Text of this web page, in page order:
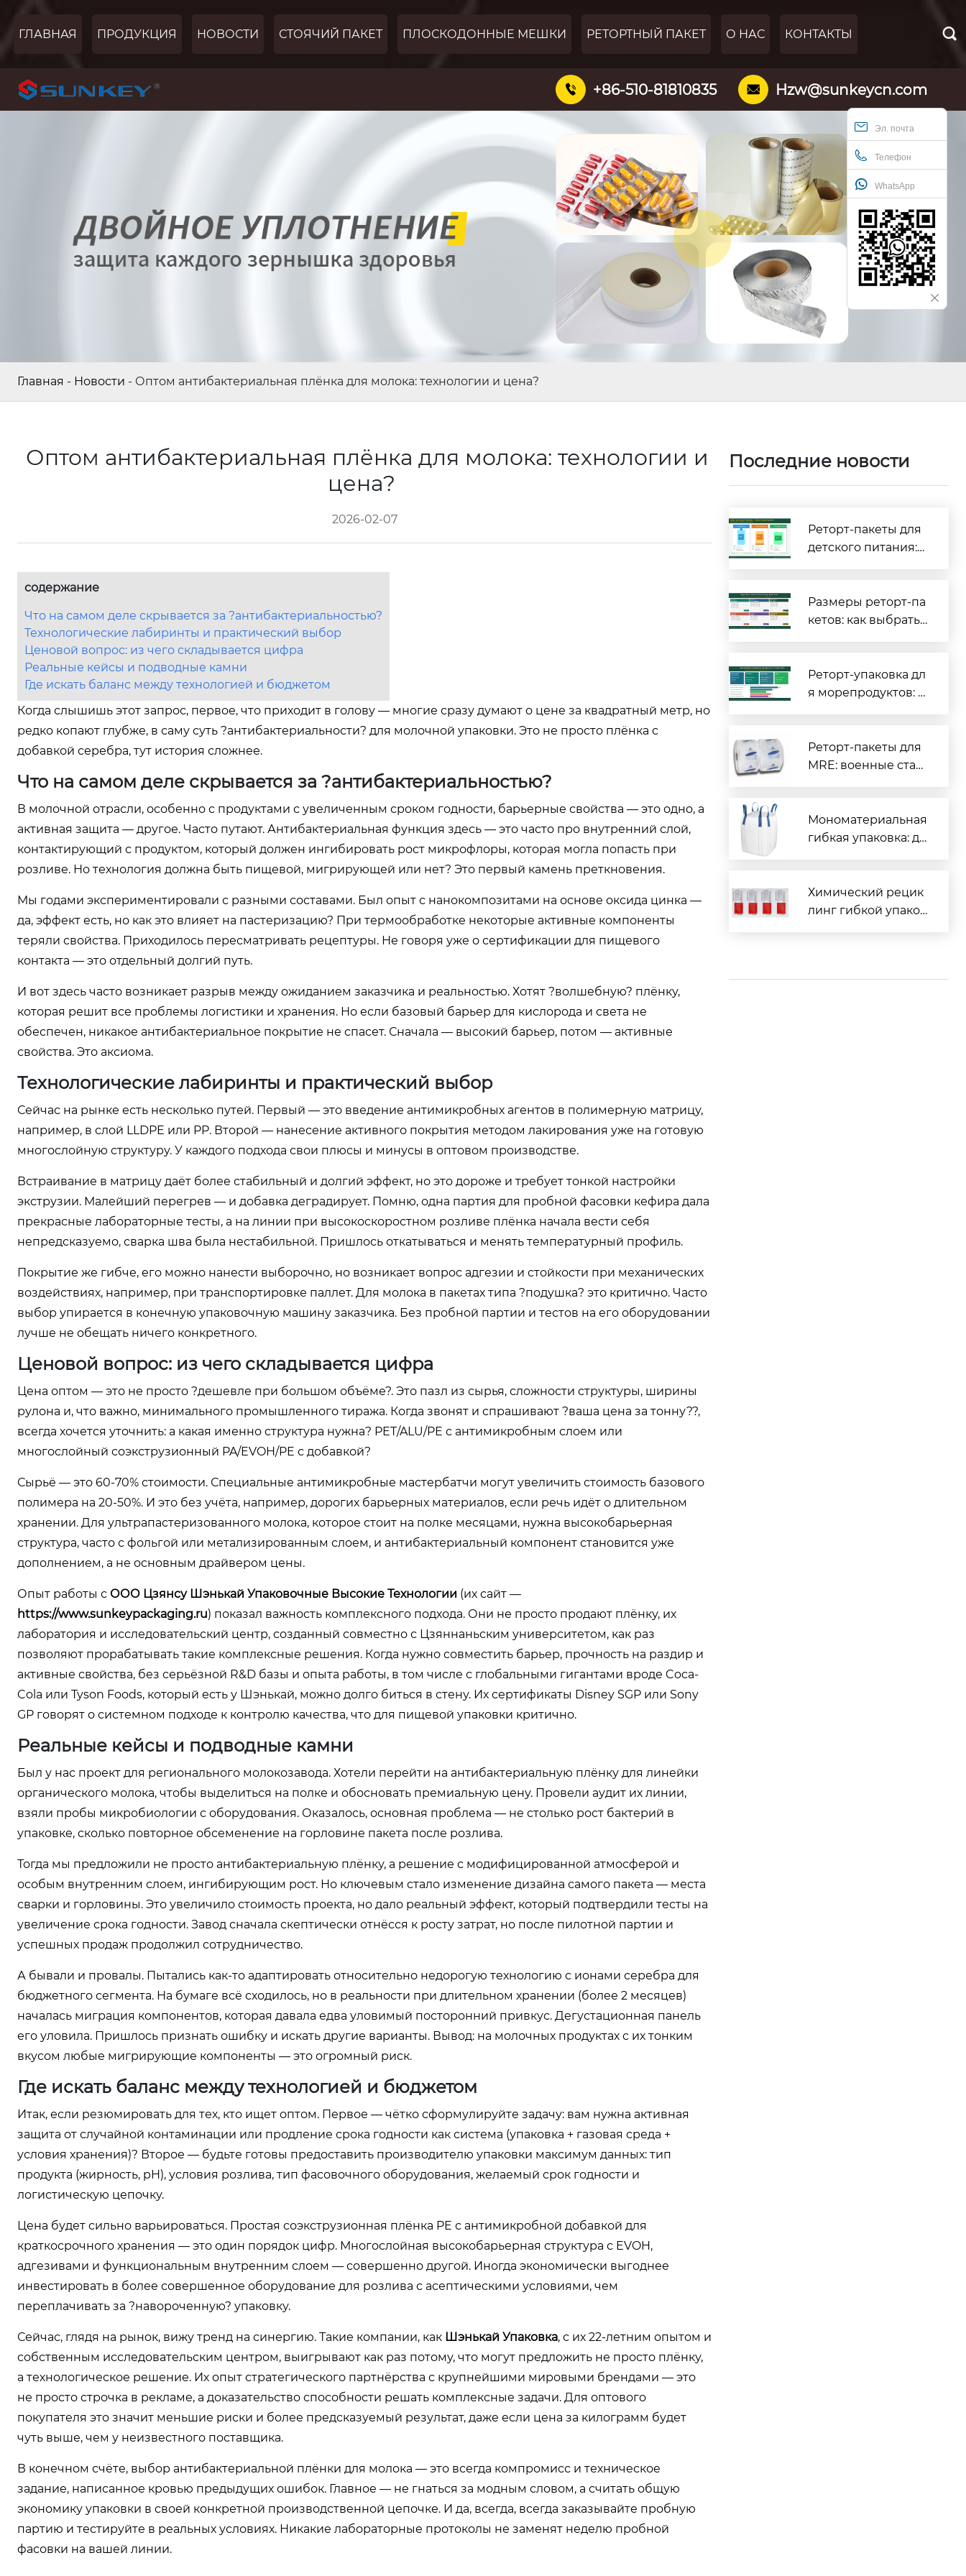
ГЛАВНАЯ ПРОДУКЦИЯ НОВОСТИ СТОЯЧИЙ ПАКЕТ ПЛОСКОДОННЫЕ МЕШКИ РЕТОРТНЫЙ ПАКЕТ О НАС КОНТАКТЫ 
 +86-510-81810835  Hzw@sunkeycn.com
Эл. почта
Телефон
WhatsApp
Главная - Новости - Оптом антибактериальная плёнка для молока: технологии и цена?
Оптом антибактериальная плёнка для молока: технологии и
цена?
2026-02-07
содержание
Что на самом деле скрывается за ?антибактериальностью?
Технологические лабиринты и практический выбор
Ценовой вопрос: из чего складывается цифра
Реальные кейсы и подводные камни
Где искать баланс между технологией и бюджетом
Когда слышишь этот запрос, первое, что приходит в голову — многие сразу думают о цене за квадратный метр, но
редко копают глубже, в саму суть ?антибактериальности? для молочной упаковки. Это не просто плёнка с
добавкой серебра, тут история сложнее.
Что на самом деле скрывается за ?антибактериальностью?
В молочной отрасли, особенно с продуктами с увеличенным сроком годности, барьерные свойства — это одно, а
активная защита — другое. Часто путают. Антибактериальная функция здесь — это часто про внутренний слой,
контактирующий с продуктом, который должен ингибировать рост микрофлоры, которая могла попасть при
розливе. Но технология должна быть пищевой, мигрирующей или нет? Это первый камень преткновения.
Мы годами экспериментировали с разными составами. Был опыт с нанокомпозитами на основе оксида цинка —
да, эффект есть, но как это влияет на пастеризацию? При термообработке некоторые активные компоненты
теряли свойства. Приходилось пересматривать рецептуры. Не говоря уже о сертификации для пищевого
контакта — это отдельный долгий путь.
И вот здесь часто возникает разрыв между ожиданием заказчика и реальностью. Хотят ?волшебную? плёнку,
которая решит все проблемы логистики и хранения. Но если базовый барьер для кислорода и света не
обеспечен, никакое антибактериальное покрытие не спасет. Сначала — высокий барьер, потом — активные
свойства. Это аксиома.
Технологические лабиринты и практический выбор
Сейчас на рынке есть несколько путей. Первый — это введение антимикробных агентов в полимерную матрицу,
например, в слой LLDPE или PP. Второй — нанесение активного покрытия методом лакирования уже на готовую
многослойную структуру. У каждого подхода свои плюсы и минусы в оптовом производстве.
Встраивание в матрицу даёт более стабильный и долгий эффект, но это дороже и требует тонкой настройки
экструзии. Малейший перегрев — и добавка деградирует. Помню, одна партия для пробной фасовки кефира дала
прекрасные лабораторные тесты, а на линии при высокоскоростном розливе плёнка начала вести себя
непредсказуемо, сварка шва была нестабильной. Пришлось откатываться и менять температурный профиль.
Покрытие же гибче, его можно нанести выборочно, но возникает вопрос адгезии и стойкости при механических
воздействиях, например, при транспортировке паллет. Для молока в пакетах типа ?подушка? это критично. Часто
выбор упирается в конечную упаковочную машину заказчика. Без пробной партии и тестов на его оборудовании
лучше не обещать ничего конкретного.
Ценовой вопрос: из чего складывается цифра
Цена оптом — это не просто ?дешевле при большом объёме?. Это пазл из сырья, сложности структуры, ширины
рулона и, что важно, минимального промышленного тиража. Когда звонят и спрашивают ?ваша цена за тонну??,
всегда хочется уточнить: а какая именно структура нужна? PET/ALU/PE с антимикробным слоем или
многослойный соэкструзионный PA/EVOH/PE с добавкой?
Сырьё — это 60-70% стоимости. Специальные антимикробные мастербатчи могут увеличить стоимость базового
полимера на 20-50%. И это без учёта, например, дорогих барьерных материалов, если речь идёт о длительном
хранении. Для ультрапастеризованного молока, которое стоит на полке месяцами, нужна высокобарьерная
структура, часто с фольгой или метализированным слоем, и антибактериальный компонент становится уже
дополнением, а не основным драйвером цены.
Опыт работы с ООО Цзянсу Шэнькай Упаковочные Высокие Технологии (их сайт —
https://www.sunkeypackaging.ru) показал важность комплексного подхода. Они не просто продают плёнку, их
лаборатория и исследовательский центр, созданный совместно с Цзяннаньским университетом, как раз
позволяют прорабатывать такие комплексные решения. Когда нужно совместить барьер, прочность на раздир и
активные свойства, без серьёзной R&D базы и опыта работы, в том числе с глобальными гигантами вроде Coca-
Cola или Tyson Foods, который есть у Шэнькай, можно долго биться в стену. Их сертификаты Disney SGP или Sony
GP говорят о системном подходе к контролю качества, что для пищевой упаковки критично.
Реальные кейсы и подводные камни
Был у нас проект для регионального молокозавода. Хотели перейти на антибактериальную плёнку для линейки
органического молока, чтобы выделиться на полке и обосновать премиальную цену. Провели аудит их линии,
взяли пробы микробиологии с оборудования. Оказалось, основная проблема — не столько рост бактерий в
упаковке, сколько повторное обсеменение на горловине пакета после розлива.
Тогда мы предложили не просто антибактериальную плёнку, а решение с модифицированной атмосферой и
особым внутренним слоем, ингибирующим рост. Но ключевым стало изменение дизайна самого пакета — места
сварки и горловины. Это увеличило стоимость проекта, но дало реальный эффект, который подтвердили тесты на
увеличение срока годности. Завод сначала скептически отнёсся к росту затрат, но после пилотной партии и
успешных продаж продолжил сотрудничество.
А бывали и провалы. Пытались как-то адаптировать относительно недорогую технологию с ионами серебра для
бюджетного сегмента. На бумаге всё сходилось, но в реальности при длительном хранении (более 2 месяцев)
началась миграция компонентов, которая давала едва уловимый посторонний привкус. Дегустационная панель
его уловила. Пришлось признать ошибку и искать другие варианты. Вывод: на молочных продуктах с их тонким
вкусом любые мигрирующие компоненты — это огромный риск.
Где искать баланс между технологией и бюджетом
Итак, если резюмировать для тех, кто ищет оптом. Первое — чётко сформулируйте задачу: вам нужна активная
защита от случайной контаминации или продление срока годности как система (упаковка + газовая среда +
условия хранения)? Второе — будьте готовы предоставить производителю упаковки максимум данных: тип
продукта (жирность, pH), условия розлива, тип фасовочного оборудования, желаемый срок годности и
логистическую цепочку.
Цена будет сильно варьироваться. Простая соэкструзионная плёнка PE с антимикробной добавкой для
краткосрочного хранения — это один порядок цифр. Многослойная высокобарьерная структура с EVOH,
адгезивами и функциональным внутренним слоем — совершенно другой. Иногда экономически выгоднее
инвестировать в более совершенное оборудование для розлива с асептическими условиями, чем
переплачивать за ?навороченную? упаковку.
Сейчас, глядя на рынок, вижу тренд на синергию. Такие компании, как Шэнькай Упаковка, с их 22-летним опытом и
собственным исследовательским центром, выигрывают как раз потому, что могут предложить не просто плёнку,
а технологическое решение. Их опыт стратегического партнёрства с крупнейшими мировыми брендами — это
не просто строчка в рекламе, а доказательство способности решать комплексные задачи. Для оптового
покупателя это значит меньшие риски и более предсказуемый результат, даже если цена за килограмм будет
чуть выше, чем у неизвестного поставщика.
В конечном счёте, выбор антибактериальной плёнки для молока — это всегда компромисс и техническое
задание, написанное кровью предыдущих ошибок. Главное — не гнаться за модным словом, а считать общую
экономику упаковки в своей конкретной производственной цепочке. И да, всегда, всегда заказывайте пробную
партию и тестируйте в реальных условиях. Никакие лабораторные протоколы не заменят неделю пробной
фасовки на вашей линии.
Последние новости
Реторт-пакеты для
детского питания:
и соответствию тре
бованиям [2026]
Размеры реторт-па
кетов: как выбрать
одукта
Реторт-упаковка дл
я морепродуктов: п
и морской продукц
ии
Реторт-пакеты для
MRE: военные стан
Мономатериальная
гибкая упаковка: де
аркетинговая конц
епция?
Химический рецик
линг гибкой упаков